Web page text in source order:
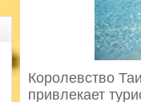
Королевство
привлекает